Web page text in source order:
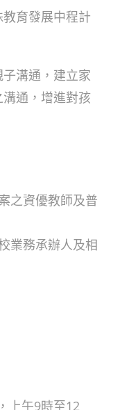
育發展中程計
溝通，建立家
通，增進對孩
之資優教師及普
業務承辦人及相
上午9時至12